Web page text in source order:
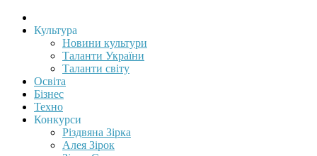
Культура
Новини культури
Таланти України
Таланти світу
Освіта
Бізнес
Техно
Конкурси
Різдвяна Зірка
Алея Зірок